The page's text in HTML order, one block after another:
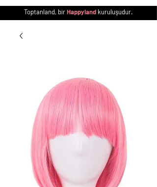
Toptanland, birHappyland kuruluşudur.